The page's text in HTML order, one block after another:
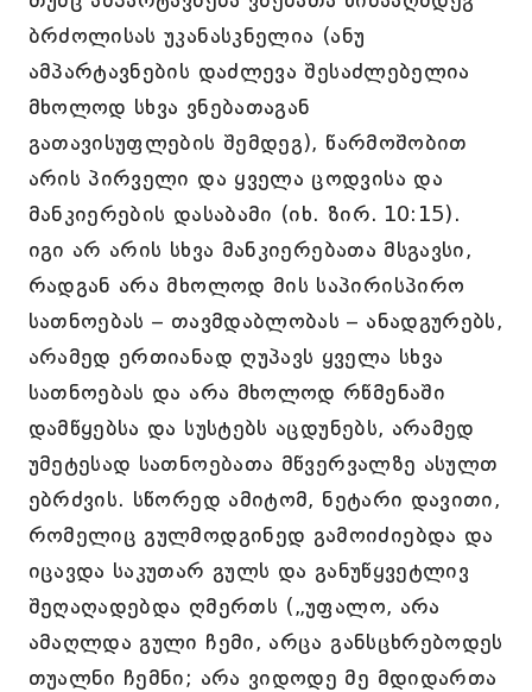
ბრძოლისას უკანასკნელია (ანუ
ამპარტავნების დაძლევა შესაძლებელია
მხოლოდ სხვა ვნებათაგან
გათავისუფლების შემდეგ), წარმოშობით
არის პირველი და ყველა ცოდვისა და
მანკიერების დასაბამი (იხ. ზირ. 10:15).
იგი არ არის სხვა მანკიერებათა მსგავსი,
რადგან არა მხოლოდ მის საპირისპირო
სათნოებას – თავმდაბლობას – ანადგურებს,
არამედ ერთიანად ღუპავს ყველა სხვა
სათნოებას და არა მხოლოდ რწმენაში
დამწყებსა და სუსტებს აცდუნებს, არამედ
უმეტესად სათნოებათა მწვერვალზე ასულთ
ებრძვის. სწორედ ამიტომ, ნეტარი დავითი,
რომელიც გულმოდგინედ გამოიძიებდა და
იცავდა საკუთარ გულს და განუწყვეტლივ
შეღაღადებდა ღმერთს („უფალო, არა
ამაღლდა გული ჩემი, არცა განსცხრებოდეს
თუალნი ჩემნი; არა ვიდოდე მე მდიდართა